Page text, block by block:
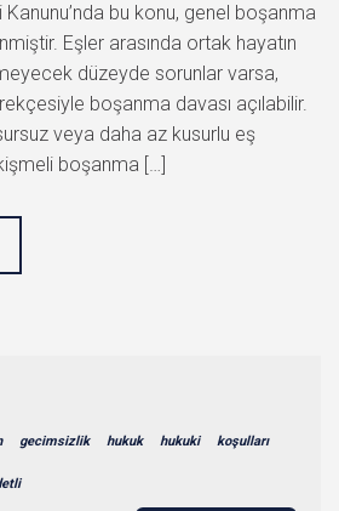
bu konu, genel boşanma
Eşler arasında ortak hayatın
düzeyde sorunlar varsa,
boşanma davası açılabilir.
veya daha az kusurlu eş
boşanma […]
gecimsizlik hukuk hukuki koşulları